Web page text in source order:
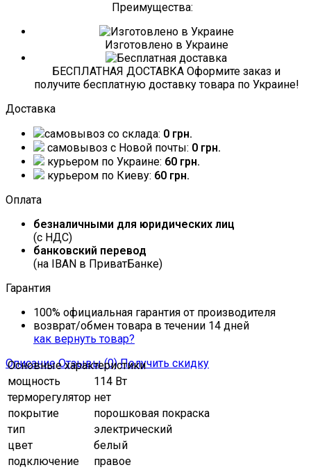
Преимущества:
Изготовлено в Украине
БЕСПЛАТНАЯ ДОСТАВКА Оформите заказ и
получите бесплатную доставку товара по Украине!
Доставка
самовывоз со склада: 0 грн.
самовывоз c Новой почты: 0 грн.
курьером по Украине: 60 грн.
курьером по Киеву: 60 грн.
Оплата
безналичными для юридических лиц
(с НДС)
банковский перевод
(на IBAN в ПриватБанке)
Гарантия
100% официальная гарантия от производителя
возврат/обмен товара в течении 14 дней
как вернуть товар?
Описание Отзывы (0) Получить скидку
Основные характеристики
мощность
114 Вт
терморегулятор нет
покрытие
порошковая покраска
тип
электрический
цвет
белый
подключение
правое